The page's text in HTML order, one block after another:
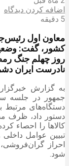
اضافه کردن دیدگاه
5 دقیقه
معاون اول
کشور، گفت:
روز چهلم جنگ
نادرست ایران
به گزارش
جمهور در جلسه
دستگاه‌های
دستور داد، ظرف
کالاها را احصاء
تبیین عوامل
احراز
شود.